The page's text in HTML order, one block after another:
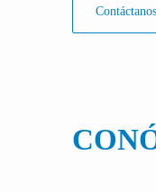
Contáctanos